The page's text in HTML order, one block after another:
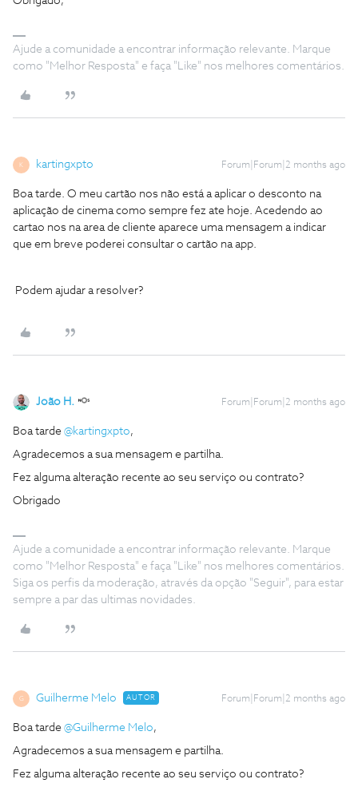
Ajude a comunidade a encontrar informação relevante. Marque
como "Melhor Resposta" e faça "Like" nos melhores comentários.
K kartingxpto Forum|Forum|2 months ago
Boa tarde. O meu cartão nos não está a aplicar o desconto na
aplicação de cinema como sempre fez ate hoje. Acedendo ao
cartao nos na area de cliente aparece uma mensagem a indicar
que em breve poderei consultar o cartão na app.
Podem ajudar a resolver?
João H. Forum|Forum|2 months ago
Boa tarde ​ @kartingxpto,
Agradecemos a sua mensagem e partilha.
Fez alguma alteração recente ao seu serviço ou contrato?
Obrigado
Ajude a comunidade a encontrar informação relevante. Marque
como "Melhor Resposta" e faça "Like" nos melhores comentários.
Siga os perfis da moderação, através da opção "Seguir", para estar
sempre a par das ultimas novidades.
G Guilherme Melo AUTOR Forum|Forum|2 months ago
Boa tarde ​ @Guilherme Melo,
Agradecemos a sua mensagem e partilha.
Fez alguma alteração recente ao seu serviço ou contrato?